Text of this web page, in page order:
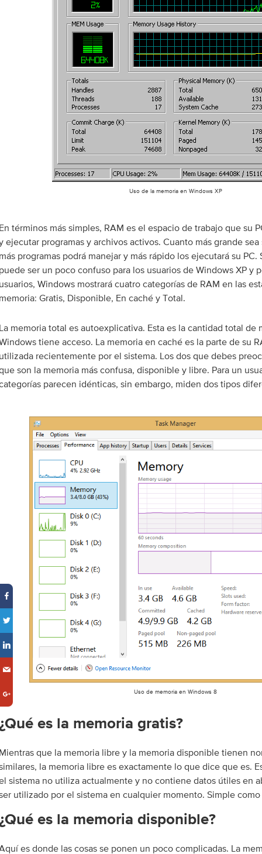
Uso de la memoria en Windows XP
términos más simples, RAM es el espacio de trabajo que su
ejecutar programas y archivos activos. Cuanto más grande
programas podrá manejar y más rápido los ejecutará su PC.
ser un poco confuso para los usuarios de Windows XP y
Windows mostrará cuatro categorías de RAM en las
Gratis, Disponible, En caché y Total.
memoria total es autoexplicativa. Esta es la cantidad total de
tiene acceso. La memoria en caché es la parte de su
recientemente por el sistema. Los dos que debes
son la memoria más confusa, disponible y libre. Para un
parecen idénticas, sin embargo, miden dos tipos
Uso de memoria en Windows 8
es la memoria gratis?
que la memoria libre y la memoria disponible tienen
la memoria libre es exactamente lo que dice que es.
sistema no utiliza actualmente y no contiene datos útiles en
utilizado por el sistema en cualquier momento. Simple como
es la memoria disponible?
es donde las cosas se ponen un poco complicadas. La